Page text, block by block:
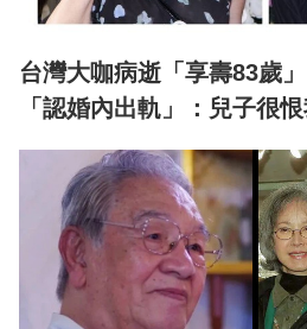
台灣大咖病逝「享壽83歲
「認婚內出軌」：兒子很